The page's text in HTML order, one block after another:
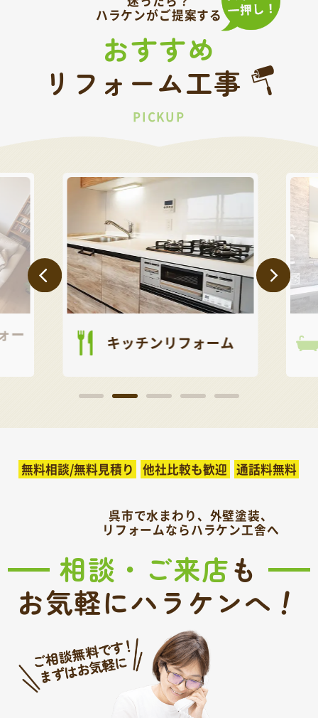
ハラケンがご提案する
おすすめ
リフォーム工事
PICKUP
ー キッチンリフォーム
無料相談/無料見積り 他社比較も歓迎 通話料無料
呉市で水まわり、外壁塗装、
リフォームならハラケン工舎へ
相談・ご来店も
お気軽にハラケンへ！